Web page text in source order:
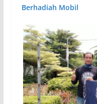
Berhadiah Mobil